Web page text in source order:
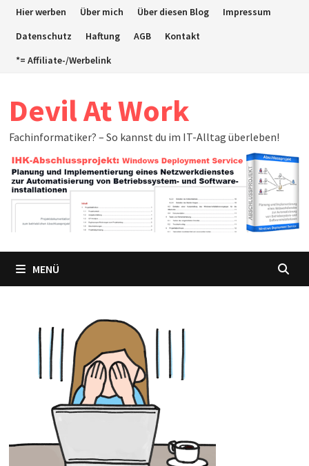
ZumHier werben Über mich Über diesen Blog
Impressum
Datenschutz
Haftung AGB
Kontakt
*= Affiliate-/Werbelink
Devil At Work
Fachinformatiker? – So kannst du im IT-Alltag überleben!
MENÜ